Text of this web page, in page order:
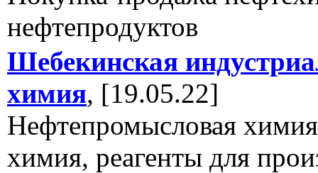
нефтепродуктов
Шебекинская
химия, [19.05.22]
Нефтепромысловая
химия, реагенты для